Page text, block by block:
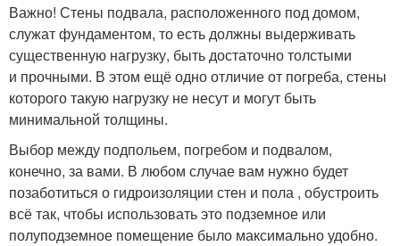
Важно! Стены подвала, расположенного под домом,
служат фундаментом, то есть должны выдерживать
существенную нагрузку, быть достаточно толстыми
и прочными. В этом ещё одно отличие от погреба, стены
которого такую нагрузку не несут и могут быть
минимальной толщины.
Выбор между подпольем, погребом и подвалом,
конечно, за вами. В любом случае вам нужно будет
позаботиться о гидроизоляции стен и пола , обустроить
всё так, чтобы использовать это подземное или
полуподземное помещение было максимально удобно.